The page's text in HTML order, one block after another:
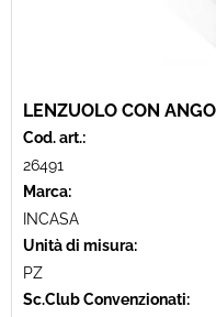
LENZUOLO CON
Cod. art.:
26491
Marca:
INCASA
Unità di misura:
PZ
Sc.Club Convenzionati: